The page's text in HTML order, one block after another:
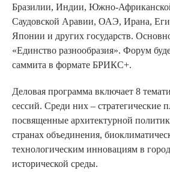
Бразилии, Индии, Южно-
Саудовской Аравии, ОАЭ, Ирана,
Японии и других государств.
«Единство разнообразия». Форум
саммита в формате БРИКС+.
Деловая программа включает 8
сессий. Среди них – стратегические
посвященные архитектурной
странах объединения,
технологическим инновациям в
исторической среды.